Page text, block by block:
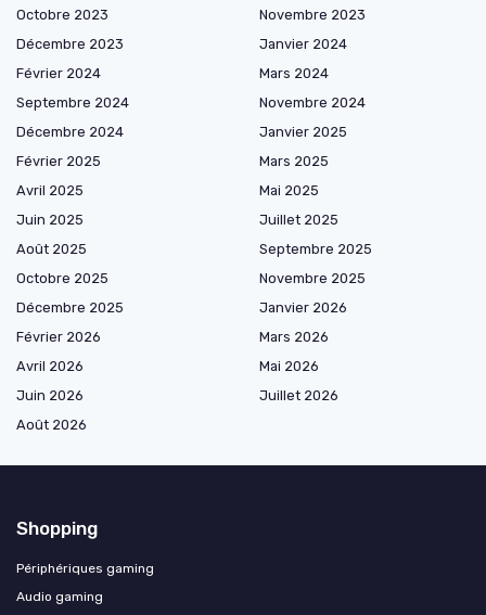
Octobre 2023
Novembre 2023
Décembre 2023
Janvier 2024
Février 2024
Mars 2024
Septembre 2024
Novembre 2024
Décembre 2024
Janvier 2025
Février 2025
Mars 2025
Avril 2025
Mai 2025
Juin 2025
Juillet 2025
Août 2025
Septembre 2025
Octobre 2025
Novembre 2025
Décembre 2025
Janvier 2026
Février 2026
Mars 2026
Avril 2026
Mai 2026
Juin 2026
Juillet 2026
Août 2026
Shopping
Périphériques gaming
Audio gaming